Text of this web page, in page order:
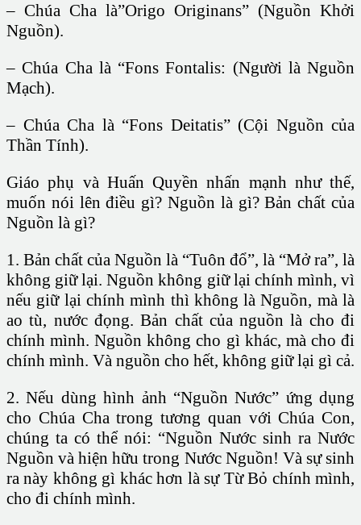
– Chúa Cha là”Origo Originans” (Nguồn Khởi
Nguồn).
– Chúa Cha là “Fons Fontalis: (Người là Nguồn
Mạch).
– Chúa Cha là “Fons Deitatis” (Cội Nguồn của
Thần Tính).
Giáo phụ và Huấn Quyền nhấn mạnh như thế,
muốn nói lên điều gì? Nguồn là gì? Bản chất của
Nguồn là gì?
1. Bản chất của Nguồn là “Tuôn đổ”, là “Mở ra”, là
không giữ lại. Nguồn không giữ lại chính mình, vì
nếu giữ lại chính mình thì không là Nguồn, mà là
ao tù, nước đọng. Bản chất của nguồn là cho đi
chính mình. Nguồn không cho gì khác, mà cho đi
chính mình. Và nguồn cho hết, không giữ lại gì cả.
2. Nếu dùng hình ảnh “Nguồn Nước” ứng dụng
cho Chúa Cha trong tương quan với Chúa Con,
chúng ta có thể nói: “Nguồn Nước sinh ra Nước
Nguồn và hiện hữu trong Nước Nguồn! Và sự sinh
ra này không gì khác hơn là sự Từ Bỏ chính mình,
cho đi chính mình.